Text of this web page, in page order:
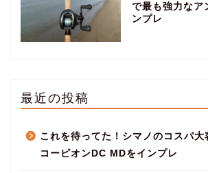
で最も強力なア
ンプレ
最近の投稿
これを待ってた！シマノのコスパ
コーピオンDC MDをインプレ